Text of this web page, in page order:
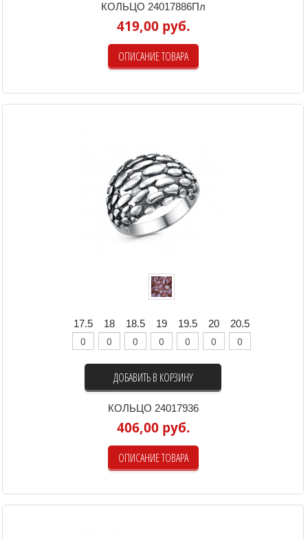
КОЛЬЦО 24017886Пл
419,00 руб.
ОПИСАНИЕ ТОВАРА
17.5 18 18.5 19 19.5 20 20.5
ДОБАВИТЬ В КОРЗИНУ
КОЛЬЦО 24017936
406,00 руб.
ОПИСАНИЕ ТОВАРА